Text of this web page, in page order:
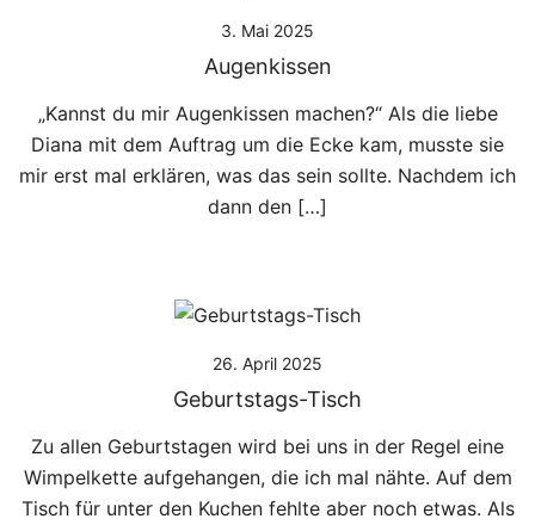
3. Mai 2025
Augenkissen
„Kannst du mir Augenkissen machen?“ Als die liebe
Diana mit dem Auftrag um die Ecke kam, musste sie
mir erst mal erklären, was das sein sollte. Nachdem ich
dann den […]
26. April 2025
Geburtstags-Tisch
Zu allen Geburtstagen wird bei uns in der Regel eine
Wimpelkette aufgehangen, die ich mal nähte. Auf dem
Tisch für unter den Kuchen fehlte aber noch etwas. Als